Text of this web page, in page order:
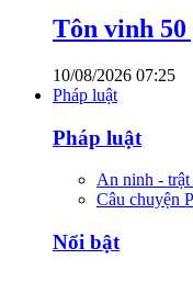
Tôn vinh
10/08/2026 07:25
Pháp luật
Pháp luật
An ninh -
Câu chuyện
Nổi bật